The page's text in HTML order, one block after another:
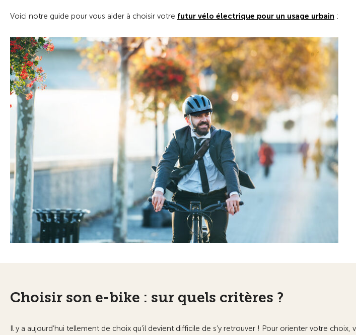
Voici notre guide pour vous aider à choisir votre futur vélo électrique pour un usage urbain :
Choisir son e-bike : sur quels critères ?
Il y a aujourd’hui tellement de choix qu’il devient difficile de s’y retrouver ! Pour orienter votre